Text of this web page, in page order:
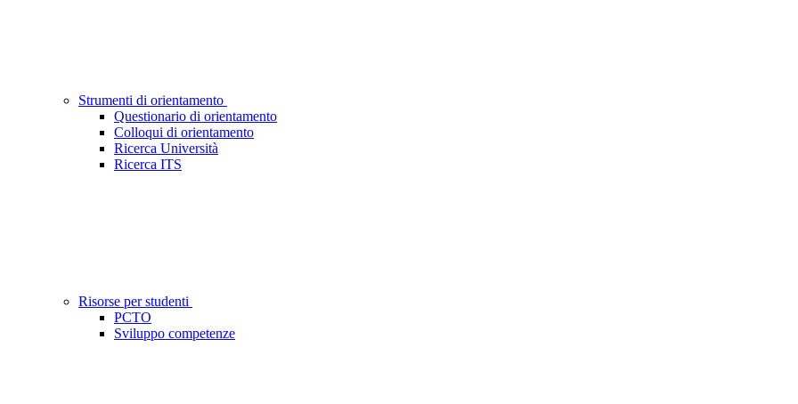
Strumenti di orientamento
Questionario di orientamento
Colloqui di orientamento
Ricerca Università
Ricerca ITS
Risorse per studenti
PCTO
Sviluppo competenze